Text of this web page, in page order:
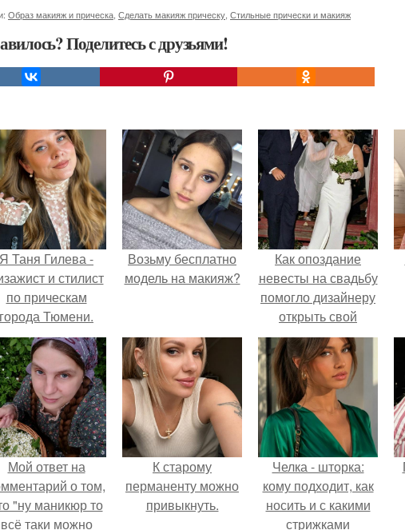
Образ макияж и прическа Сделать макияж прическу Стильные прически и макияж
Поделитесь с друзьями!
Я Таня Гилева -
и стилист
по прическам
города Тюмени.
Возьму бесплатно
модель на макияж?
Как опоздание
невесты на свадьбу
помогло дизайнеру
открыть свой
бренд.
Мой ответ на
о том,
"ну маникюр то
всё таки можно
К старому
перманенту можно
привыкнуть.
Челка - шторка:
кому подходит, как
носить и с какими
стрижками